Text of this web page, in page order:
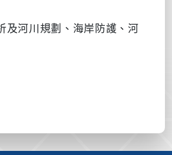
及河川規劃、海岸防護、河